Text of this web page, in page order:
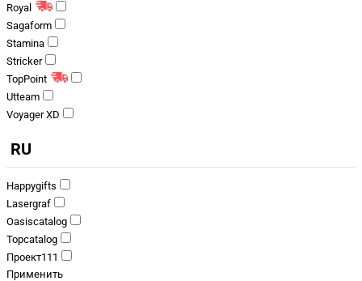
Royal
Sagaform
Stamina
Stricker
TopPoint
Utteam
Voyager XD
RU
Happygifts
Lasergraf
Oasiscatalog
Topcatalog
Проект111
Применить